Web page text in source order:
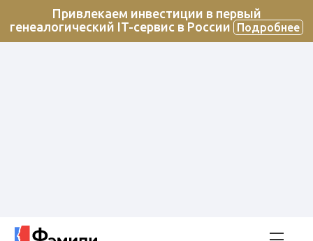
Привлекаем инвестиции в первый
генеалогический IT-сервис в России
Подробнее